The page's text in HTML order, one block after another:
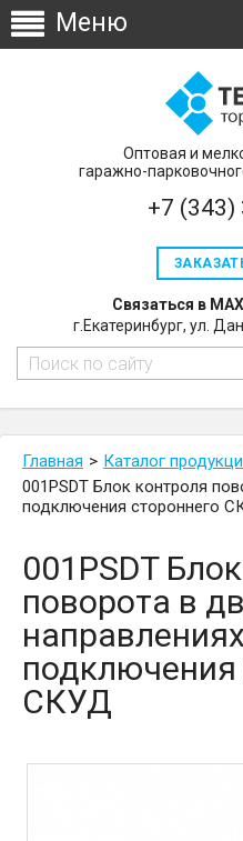
Оптовая и
гаражно-
+7 (343)
Связаться в
г.Екатеринбург, ул.
Главная Каталог
001PSDT Блок контроля
подключения стороннего
001PSDT
поворота в
подключения
СКУД